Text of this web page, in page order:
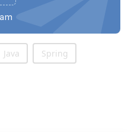
Java Spring